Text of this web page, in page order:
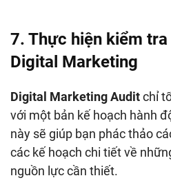
7. Thực hiện kiểm
Digital Marketing
Digital Marketing Auditchỉ
với một bản kế hoạch hành
này sẽ giúp bạn phác thảo
các kế hoạch chi tiết về
nguồn lực cần thiết.